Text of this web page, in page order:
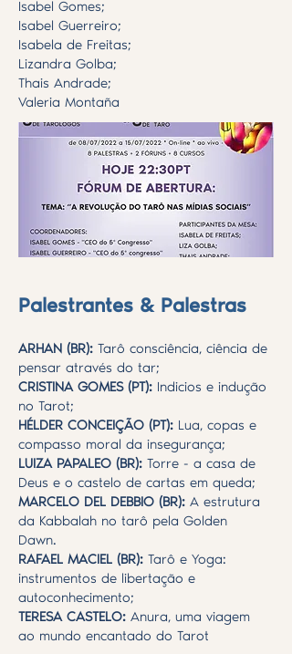
Isabel Gomes;
Isabel Guerreiro;
Isabela de Freitas;
Lizandra Golba;
Thais Andrade;
Valeria Montaña
Palestrantes & Palestras
ARHAN (BR): Tarô consciência, ciência de
pensar através do tar;
CRISTINA GOMES (PT): Indicios e indução
no Tarot;
HÉLDER CONCEIÇÃO (PT): Lua, copas e
compasso moral da insegurança;
LUIZA PAPALEO (BR): Torre - a casa de
Deus e o castelo de cartas em queda;
MARCELO DEL DEBBIO (BR): A estrutura
da Kabbalah no tarô pela Golden
Dawn.
RAFAEL MACIEL (BR): Tarô e Yoga:
instrumentos de libertação e
autoconhecimento;
TERESA CASTELO: Anura, uma viagem
ao mundo encantado do Tarot